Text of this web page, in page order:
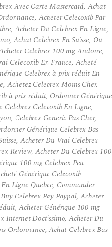
Avec Carte Mastercard, Achat
Acheter Celecoxib Par
Acheter Du Celebrex En Ligne,
Achat Celebrex En Suisse, Ou
Celebrex 100 mg Andorre,
Celecoxib En France, Acheté
Celebrex à prix réduit En
Achetez Celebrex Moins Cher,
à prix réduit, Ordonner Générique
Celebrex Celecoxib En Ligne,
Celebrex Generic Pas Cher,
Générique Celebrex Bas
Acheter Du Vrai Celebrex
Review, Acheter Du Celebrex 100
100 mg Celebrex Peu
Générique Celecoxib
Ligne Quebec, Commander
Celebrex Pay Paypal, Acheter
Acheter Générique 100 mg
Internet Doctissimo, Acheter Du
Ordonnance, Achat Celebrex Bas